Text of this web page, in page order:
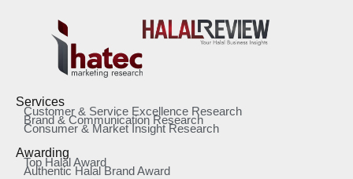
Services
Customer & Service Excellence Research
Brand & Communication Research
Consumer & Market Insight Research
Awarding
Top Halal Award
Authentic Halal Brand Award